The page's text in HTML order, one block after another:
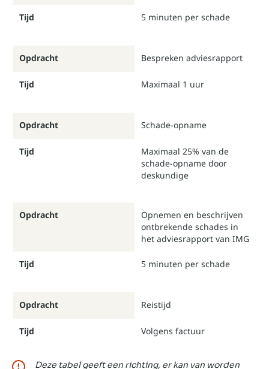
Tijd 5 minuten per schade
Opdracht
Tijd
Bespreken adviesrapport
Maximaal 1 uur
Opdracht
Tijd
Schade-opname
Maximaal 25% van de
schade-opname door
deskundige
Opdracht
Tijd
Opnemen en beschrijven
ontbrekende schades in
het adviesrapport van IMG
5 minuten per schade
Opdracht
Tijd
Reistijd
Volgens factuur
Deze tabel geeft een richting, er kan van worden